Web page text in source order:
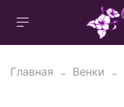
Главная Венки